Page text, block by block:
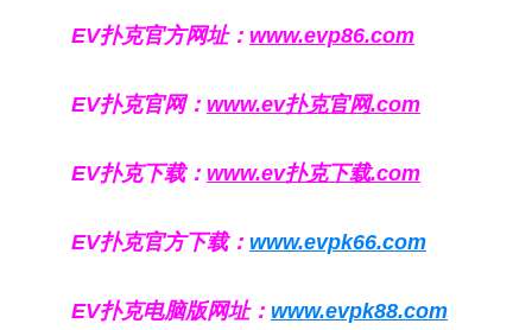
EV扑克官方网址： www.evp86.com
EV扑克官网： www.ev扑克官网.com
EV扑克下载： www.ev扑克下载.com
EV扑克官方下载： www.evpk66.com
EV扑克电脑版网址： www.evpk88.com